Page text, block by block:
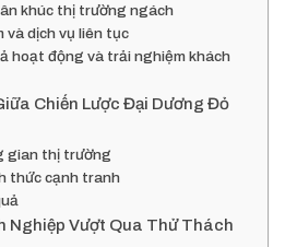
khúc thị trường ngách
và dịch vụ liên tục
hoạt động và trải nghiệm khách
Chiến Lược Đại Dương Đỏ
gian thị trường
thức cạnh tranh
Nghiệp Vượt Qua Thử Thách